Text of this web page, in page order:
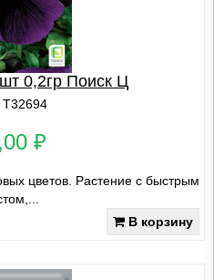
0,2гр Поиск Ц
Т32694
₽
цветов. Растение с быстрым
В корзину